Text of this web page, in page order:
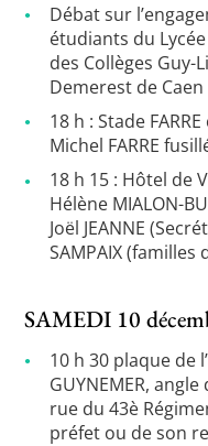
Débat sur
étudiants du
des Collèges Guy-
Demerest de Caen
18 h : Stade
Michel FARRE
18 h 15 : Hôtel de
Hélène MIALON-
Joël JEANNE
SAMPAIX (familles
SAMEDI 10
10 h 30 plaque de
GUYNEMER, angle
rue du 43è
préfet ou de son